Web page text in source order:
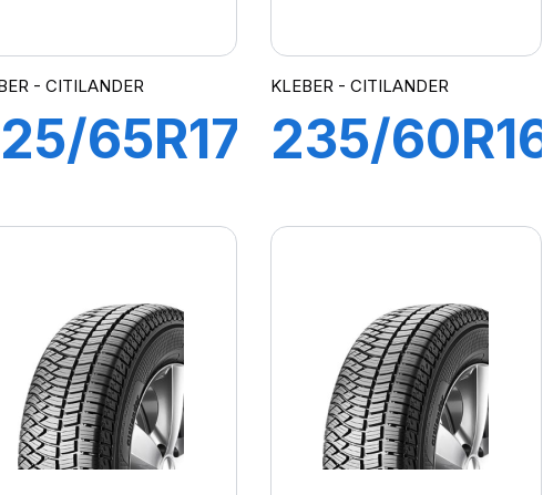
- CITILANDER
65R17
KLEBER - CITILANDER
235/60R16